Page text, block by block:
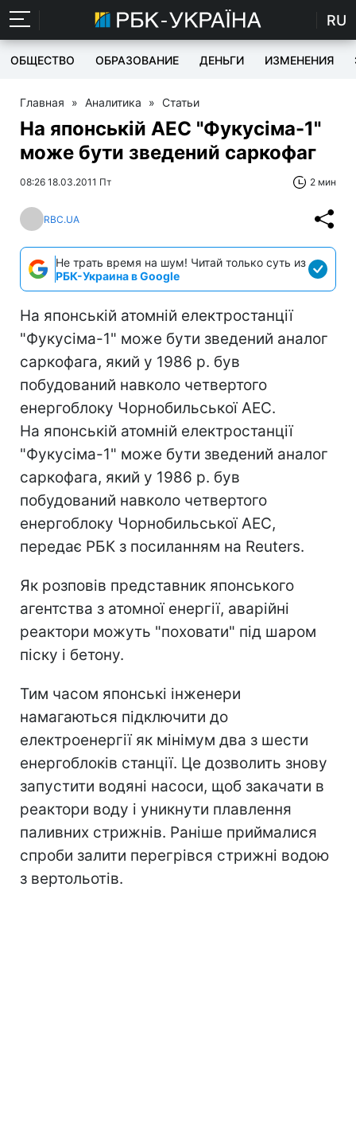
RU
ОБЩЕСТВО ОБРАЗОВАНИЕ ДЕНЬГИ ИЗМЕНЕНИЯ
Главная » Аналитика » Статьи
На японській АЕС "Фукусіма-1"
може бути зведений саркофаг
08:26 18.03.2011 Пт 2 мин
RBC.UA
Не трать время на шум! Читай только суть из
РБК-Украина в Google
На японській атомній електростанції
"Фукусіма-1" може бути зведений аналог
саркофага, який у 1986 р. був
побудований навколо четвертого
енергоблоку Чорнобильської АЕС.
На японській атомній електростанції
"Фукусіма-1" може бути зведений аналог
саркофага, який у 1986 р. був
побудований навколо четвертого
енергоблоку Чорнобильської АЕС,
передає РБК з посиланням на Reuters.
Як розповів представник японського
агентства з атомної енергії, аварійні
реактори можуть "поховати" під шаром
піску і бетону.
Тим часом японські інженери
намагаються підключити до
електроенергії як мінімум два з шести
енергоблоків станції. Це дозволить знову
запустити водяні насоси, щоб закачати в
реактори воду і уникнути плавлення
паливних стрижнів. Раніше приймалися
спроби залити перегрівся стрижні водою
з вертольотів.